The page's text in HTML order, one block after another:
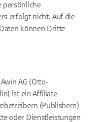
persönliche
erfolgt nicht. Auf die
können Dritte
AG (Otto-
ist ein Affiliate-
(Publishern)
oder Dienstleistungen